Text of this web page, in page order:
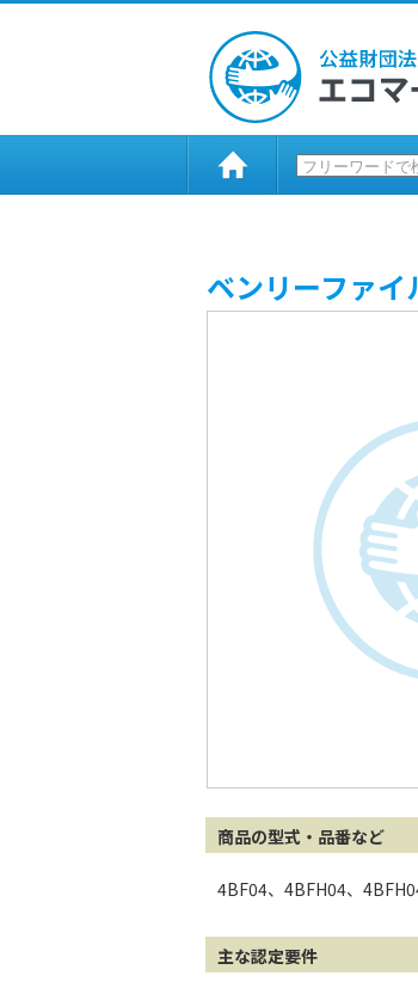
ベンリーファイ
商品の型式・品番など
4BF04、4BFH04、
主な認定要件